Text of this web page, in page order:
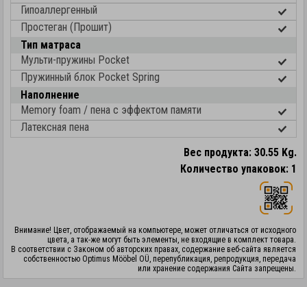
Гипоаллергенный
Простеган (Прошит)
Тип матраса
Мульти-пружины Pocket
Пружинный блок Pocket Spring
Наполнение
Memory foam / пена с эффектом памяти
Латексная пена
Вес продукта: 30.55 Kg.
Количество упаковок: 1
Внимание! Цвет, отображаемый на компьютере, может отличаться от исходного
цвета, а так-же могут быть элементы, не входящие в комплект товара.
В соответствии с Законом об авторских правах, содержание веб-сайта является
собственностью Optimus Mööbel OÜ, перепубликация, репродукция, передача
или хранение содержания Сайта запрещены.